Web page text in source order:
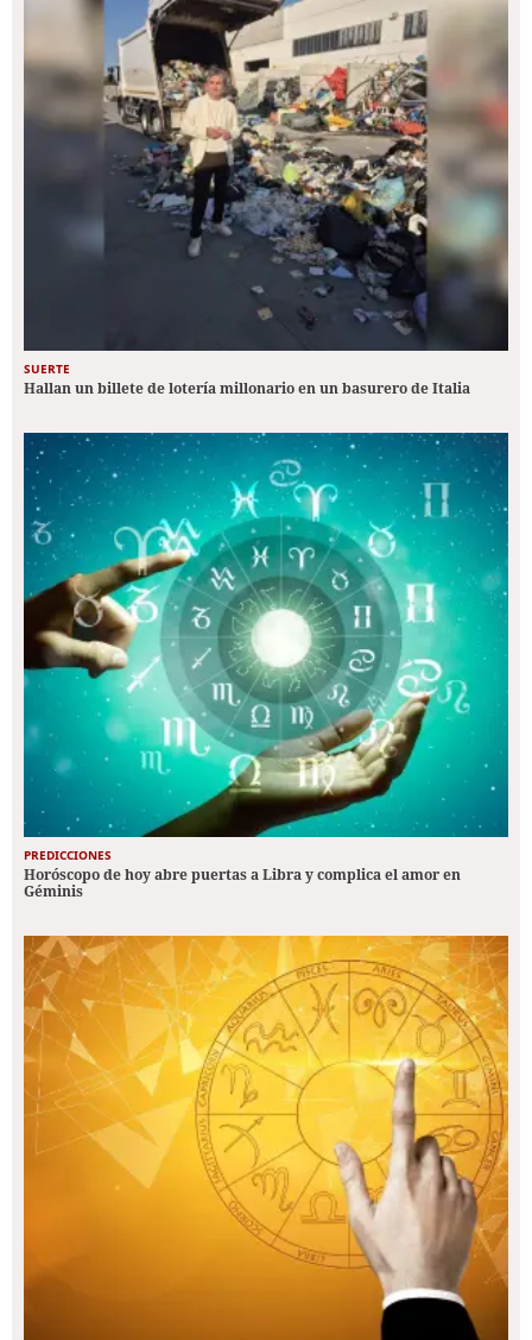
SUERTE
Hallan un billete de lotería millonario en un basurero de Italia
PREDICCIONES
Horóscopo de hoy abre puertas a Libra y complica el amor en
Géminis